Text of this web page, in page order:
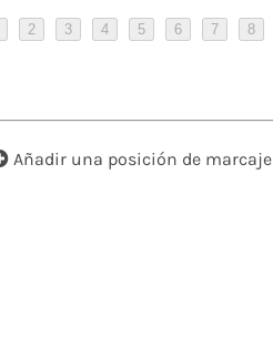
2 3 4 5 6 7 8
Añadir una posición de marcaje